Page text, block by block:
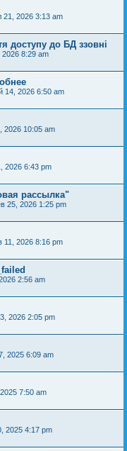
21, 2026 3:13 am
доступу до БД ззовні
8:29 am
14, 2026 6:50 am
2026 10:05 am
2026 6:43 pm
рассылка"
25, 2026 1:25 pm
2026 8:16 pm
2:56 am
2026 2:05 pm
2025 6:09 am
7:50 am
2025 4:17 pm